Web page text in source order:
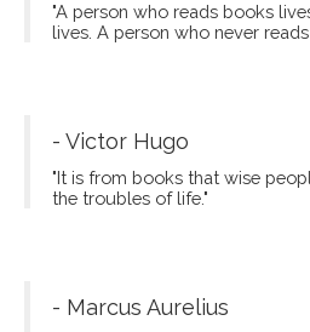
"A person who reads books
lives. A person who never
- Victor Hugo
"It is from books that wise
the troubles of life."
- Marcus Aurelius